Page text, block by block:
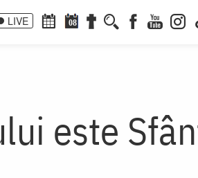
LIVE 08
este